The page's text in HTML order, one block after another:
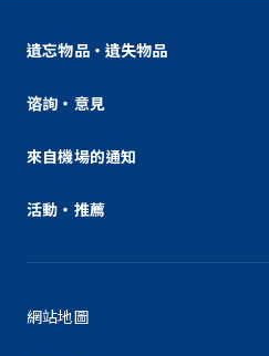
遺忘物品・遺失物品
谘詢・意見
來自機場的通知
活動・推薦
網站地圖